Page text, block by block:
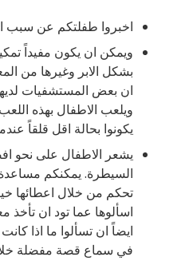
اخبروا طفلتكم عن سبب
ويمكن ان يكون مفيداً
بشكل الابر وغيرها من
ان بعض المستشفيات
ويلعب الاطفال بهذه
يكونوا بحالة اقل قلقاً
يشعر الاطفال على نحو
السيطرة. يمكنكم
تحكم من خلال اعطائها
اسألوها عما تود ان
ايضاً ان تسألوا ما اذا
في سماع قصة مفضلة